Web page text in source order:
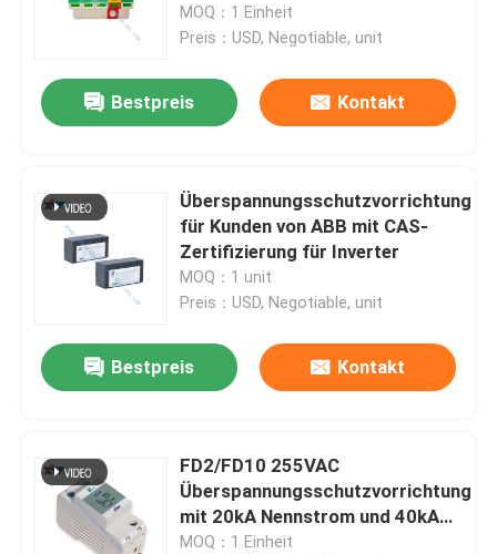
VR Show
Über uns
Qualitätskontrolle
treten Sie mit uns in Verbindung
Fordern Sie ein Zitat
Hochspannungstürknauf-Kondensatoren
Zinkoxid-Ableiter für 35mm
Hutschienenmontage
MOQ：1 Einheit
Preis：USD, Negotiable, unit
Bestpreis Kontakt
Überspannungsschutzvorrichtung
für Kunden von ABB mit CAS-
Zertifizierung für Inverter
MOQ：1 unit
Preis：USD, Negotiable, unit
Bestpreis Kontakt
FD2/FD10 255VAC
Überspannungsschutzvorrichtung
mit 20kA Nennstrom und 40kA
maximalem Einschlagstrom für
MOQ：1 Einheit